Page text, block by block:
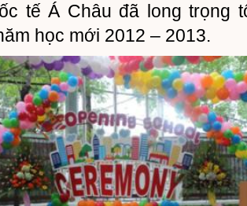
tế Á Châu đã long trọng
học mới 2012 – 2013.